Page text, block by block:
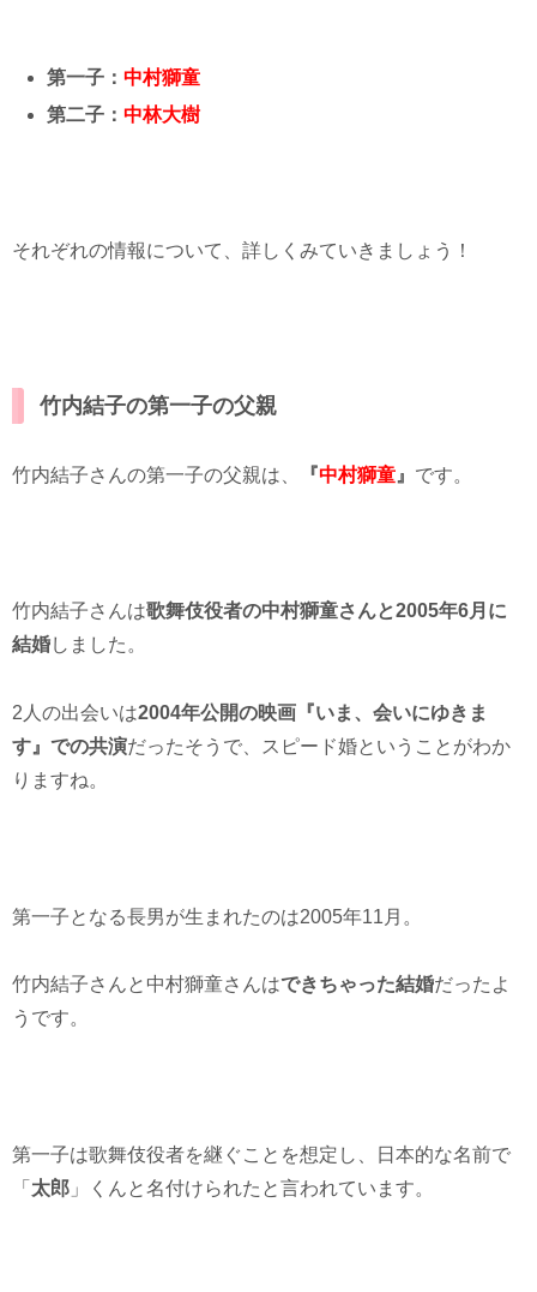
第一子：中村獅童
第二子：中林大樹
それぞれの情報について、詳しくみていきましょう！
竹内結子の第一子の父親
竹内結子さんの第一子の父親は、 『中村獅童 』 です。
竹内結子さんは歌舞伎役者の中村獅童さんと2005年6月に
結婚しました。
2人の出会いは2004年公開の映画『いま、会いにゆきま
す』での共演だったそうで、スピード婚ということがわか
りますね。
第一子となる長男が生まれたのは2005年11月。
竹内結子さんと中村獅童さんはできちゃった結婚だったよ
うです。
第一子は歌舞伎役者を継ぐことを想定し、日本的な名前で
「 太郎 」くんと名付けられたと言われています。